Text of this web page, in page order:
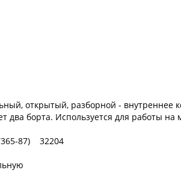
открытый, разборной - внутреннее
два борта. Используется для работы
87) 32204